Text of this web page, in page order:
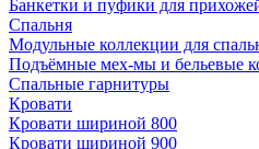
Банкетки и пуфики для
Спальня
Модульные коллекции для
Подъёмные мех-мы и бельевые
Спальные гарнитуры
Кровати
Кровати шириной 800
Кровати шириной 900